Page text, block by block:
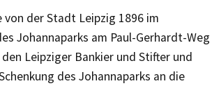
von der Stadt Leipzig 1896 im
Johannaparks am Paul-Gerhardt-Weg
Leipziger Bankier und Stifter und
des Johannaparks an die